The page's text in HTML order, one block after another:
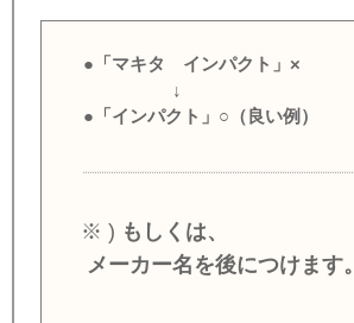
●「マキタ インパクト」×
↓
●「インパクト」○（良い例）
※ ) もしくは、
メーカー名を後につけます。